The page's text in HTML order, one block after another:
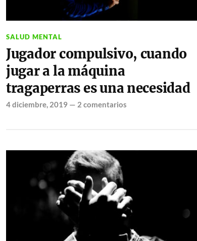
SALUD MENTAL
Jugador compulsivo, cuando
jugar a la máquina
tragaperras es una necesidad
4 diciembre, 2019— 2 comentarios